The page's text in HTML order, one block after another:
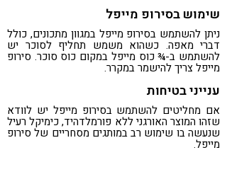
שימוש בסירופ מייפל
ניתן להשתמש בסירופ מייפל במגוון מתכונים, כולל
דברי מאפה. כשהוא משמש תחליף לסוכר יש
להשתמש ב-¾ כוס מייפל במקום כוס סוכר. סירופ
מייפל צריך להישמר במקרר.
ענייני בטיחות
אם מחליטים להשתמש בסירופ מייפל יש לוודא
שזהו המוצר האורגני ללא פורמלדהיד, כימיקל רעיל
שנעשה בו שימוש רב במותגים מסחריים של סירופ
מייפל.